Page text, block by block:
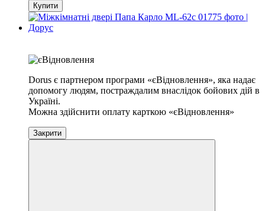
Купити
Dorus є партнером програми «єВідновлення», яка надає
допомогу людям, постраждалим внаслідок бойових дій в
Україні.
Можна здійснити оплату карткою «єВідновлення»
Закрити